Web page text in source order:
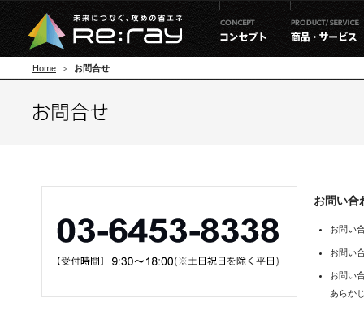
Home お問合せ
お問い合
お問い
お問い
お問い
あらか